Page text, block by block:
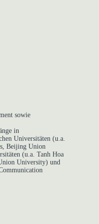
sowie
in
Universitäten (u.a.
, Beijing Union
(u.a. Tanh Hoa
University) und